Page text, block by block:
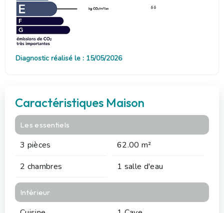
66
Diagnostic réalisé le : 15/05/2026
Caractéristiques Maison
Les essentiels
3 pièces
62.00 m²
2 chambres
1 salle d'eau
Intérieur